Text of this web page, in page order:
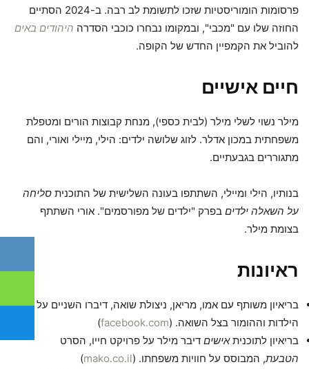
פרסומות הומוריסטיות שזכו לתשומת לב רבה. ב-2024 הסתיים
החוזה שלו עם "מכבי", ובמקומו נבחרו כוכבי הסדרה היהודים באים
להוביל את הקמפיין החדש של הקופה.
חיים אישיים
מילר נשוי לשלי מילר (לבית כספי), מנחת קבוצות הורים ומטפלת
משפחתית במכון אדלר. לזוג שלושה ילדים: הילי, מיילי ואורי, והם
מתגוררים בגבעתיים.
בנותיו, הילי ומיילי, השתתפו בעונה השלישית של התוכנית סליחה
על השאלה ילדים בפרק "ילדים של מפורסמים". אורי השתתף
בצומת מילר.
ראיונות
בריאיון משותף עם אמו, מריאן, ניצולת שואה, דיברו השניים על
הילדות וההומור בצל השואה. (facebook.com
)
בריאיון לתוכניתאישים דיבר מילר על פרויקט חייו, הסרט
הטבעת, המבוסס על חוויות משפחתו. (mako.co.il
)